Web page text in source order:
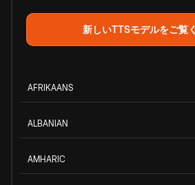
新しいTTSモデルをご覧
AFRIKAANS
ALBANIAN
AMHARIC